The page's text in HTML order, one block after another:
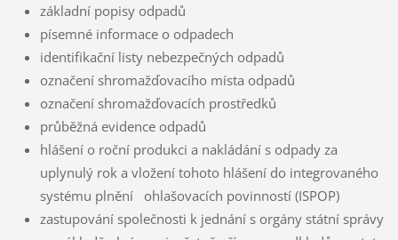
základní popisy odpadů
písemné informace o odpadech
identifikační listy nebezpečných odpadů
označení shromažďovacího místa odpadů
označení shromažďovacích prostředků
průběžná evidence odpadů
hlášení o roční produkci a nakládání s odpady za
uplynulý rok a vložení tohoto hlášení do integrovaného
systému plnění ohlašovacích povinností (ISPOP)
zastupování společnosti k jednání s orgány státní správy